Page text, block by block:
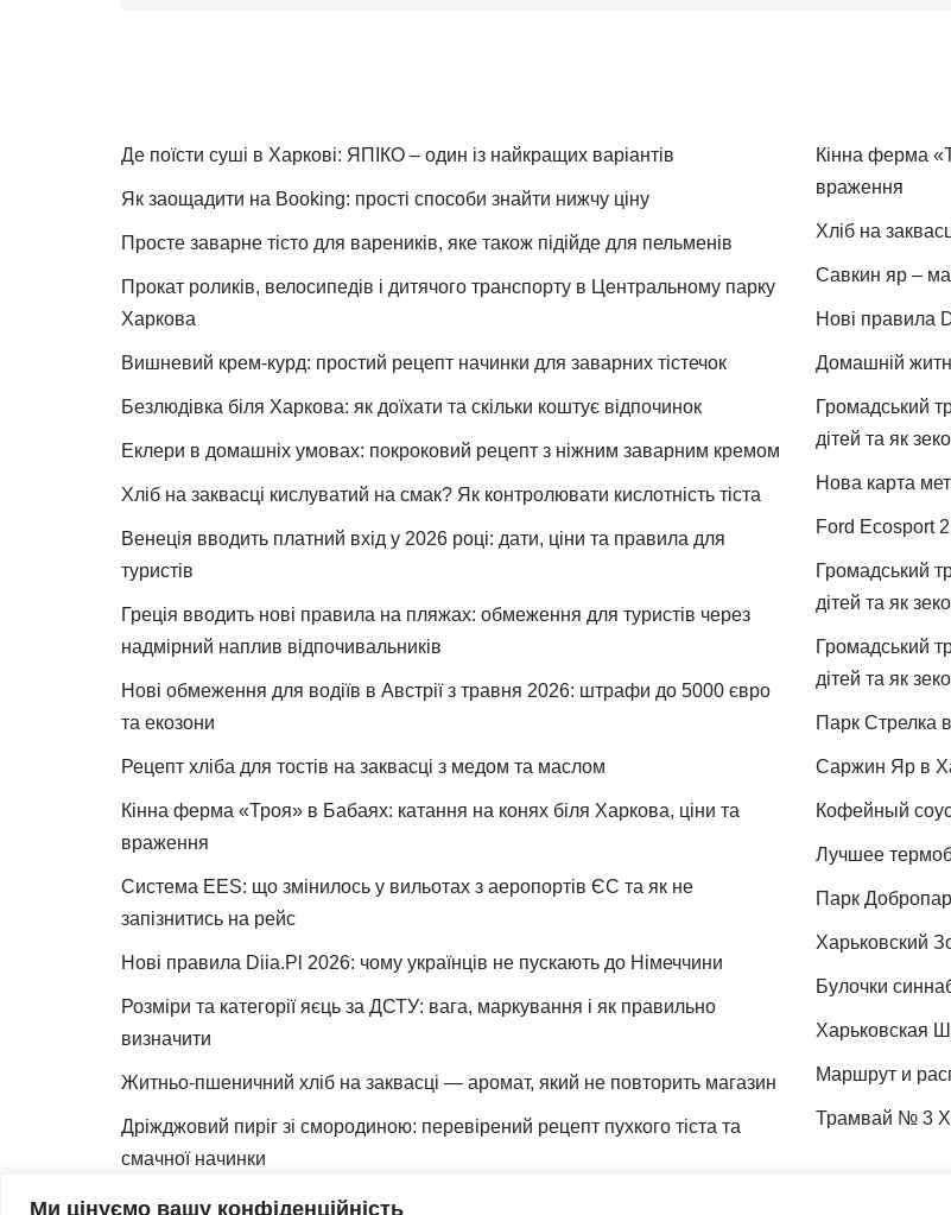
Ми цінуємо вашу конфіденційність
Де поїсти суші в Харкові: ЯПІКО – один із найкращих варіантів
Як заощадити на Booking: прості способи знайти нижчу ціну
Просте заварне тісто для вареників, яке також підійде для пельменів
Прокат роликів, велосипедів і дитячого транспорту в Центральному парку
Харкова
Вишневий крем-курд: простий рецепт начинки для заварних тістечок
Безлюдівка біля Харкова: як доїхати та скільки коштує відпочинок
Еклери в домашніх умовах: покроковий рецепт з ніжним заварним кремом
Хліб на заквасці кислуватий на смак? Як контролювати кислотність тіста
Венеція вводить платний вхід у 2026 році: дати, ціни та правила для
туристів
Греція вводить нові правила на пляжах: обмеження для туристів через
надмірний наплив відпочивальників
Нові обмеження для водіїв в Австрії з травня 2026: штрафи до 5000 євро
та екозони
Рецепт хліба для тостів на заквасці з медом та маслом
Кінна ферма «Троя» в Бабаях: катання на конях біля Харкова, ціни та
враження
Система EES: що змінилось у вильотах з аеропортів ЄС та як не
запізнитись на рейс
Нові правила Diia.Pl 2026: чому українців не пускають до Німеччини
Розміри та категорії яєць за ДСТУ: вага, маркування і як правильно
визначити
Житньо-пшеничний хліб на заквасці — аромат, який не повторить магазин
Дріжджовий пиріг зі смородиною: перевірений рецепт пухкого тіста та
смачної начинки
Як зробити закваску для хліба вдома
Кінна ферма
враження
Хліб на
Савкин яр –
Нові правила
Домашній
Громадський
дітей та як
Нова карта
Ford Ecosport
Громадський
дітей та як
Громадський
дітей та як
Парк Стрелка
Саржин Яр в
Кофейный
Лучшее
Парк
Харьковский
Булочки
Харьковская
Маршрут и
Трамвай № 3